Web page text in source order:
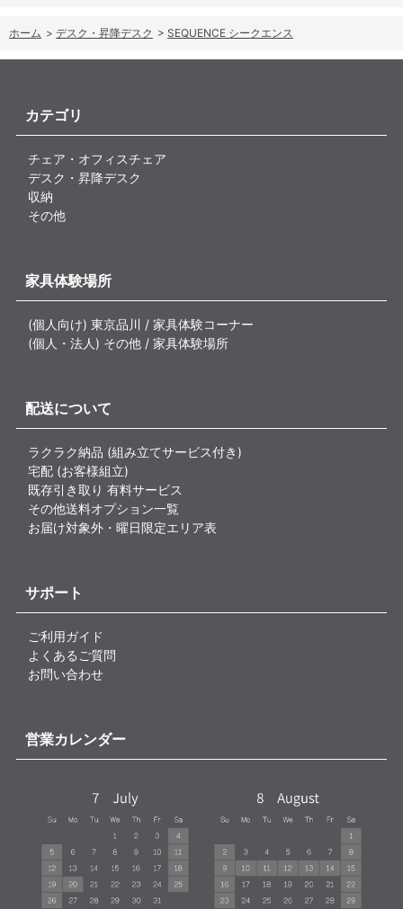
ホーム > デスク・昇降デスク > SEQUENCE シークエンス
カテゴリ
チェア・オフィスチェア
デスク・昇降デスク
収納
その他
家具体験場所
(個人向け) 東京品川 / 家具体験コーナー
(個人・法人) その他 / 家具体験場所
配送について
ラクラク納品 (組み立てサービス付き)
宅配 (お客様組立)
既存引き取り 有料サービス
その他送料オプション一覧
お届け対象外・曜日限定エリア表
サポート
ご利用ガイド
よくあるご質問
お問い合わせ
営業カレンダー